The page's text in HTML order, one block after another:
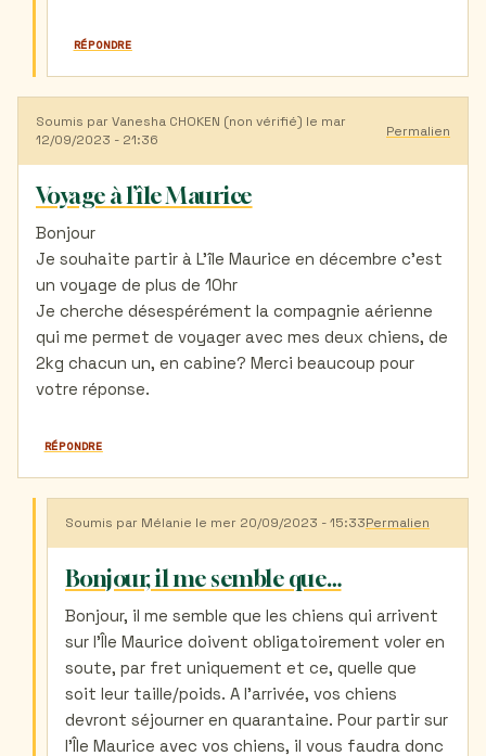
RÉPONDRE
Soumis par Vanesha CHOKEN (non vérifié) le mar
12/09/2023 - 21:36
Permalien
Voyage à l’île Maurice
Bonjour
Je souhaite partir à L’île Maurice en décembre c’est
un voyage de plus de 10hr
Je cherche désespérément la compagnie aérienne
qui me permet de voyager avec mes deux chiens, de
2kg chacun un, en cabine? Merci beaucoup pour
votre réponse.
RÉPONDRE
Soumis par Mélanie le mer 20/09/2023 - 15:33
En
réponse
à
Voyage
à
l’île
Maurice
par
Vanesha
CHOKEN
(non
vérifié)
Permalien
Bonjour, il me semble que…
Bonjour, il me semble que les chiens qui arrivent
sur l'Île Maurice doivent obligatoirement voler en
soute, par fret uniquement et ce, quelle que
soit leur taille/poids. A l'arrivée, vos chiens
devront séjourner en quarantaine. Pour partir sur
l'Île Maurice avec vos chiens, il vous faudra donc